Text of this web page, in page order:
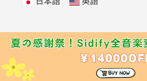
ホーム|会社情報 オンライン購入|製品一覧
サイトマップ
プライバシーポリシー